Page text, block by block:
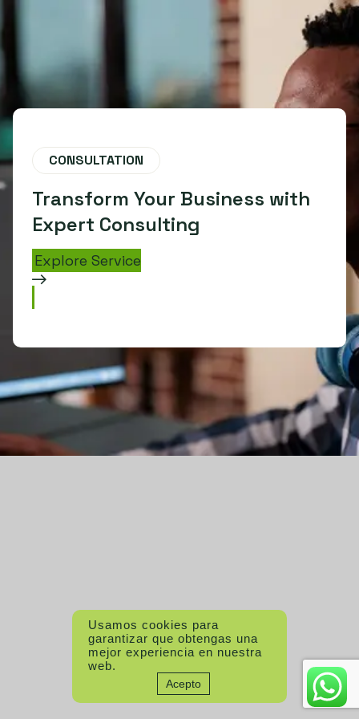
CONSULTATION
Transform Your Business with
Expert Consulting
Explore Service
Usamos cookies para
garantizar que obtengas una
mejor experiencia en nuestra
web.
Acepto